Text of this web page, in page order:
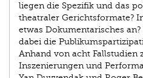
liegen die Spezifik und das
theatraler Gerichtsformate?
etwas Dokumentarisches
dabei die
Anhand von acht Fallstudien
Inszenierungen und